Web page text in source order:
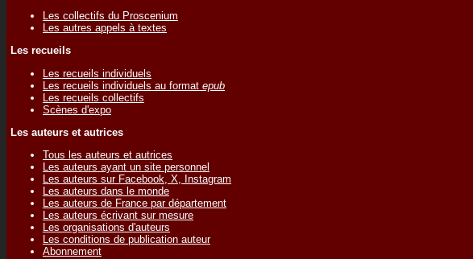
Les collectifs du Proscenium
Les autres appels à textes
Les recueils
Les recueils individuels
Les recueils individuels au format epub
Les recueils collectifs
Scènes d'expo
Les auteurs et autrices
Tous les auteurs et autrices
Les auteurs ayant un site personnel
Les auteurs sur Facebook, X, Instagram
Les auteurs dans le monde
Les auteurs de France par département
Les auteurs écrivant sur mesure
Les organisations d'auteurs
Les conditions de publication auteur
Abonnement